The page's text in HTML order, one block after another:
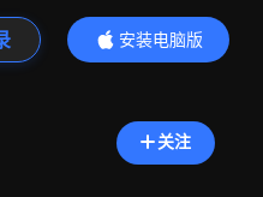
安装电脑版
内容更精彩
关注